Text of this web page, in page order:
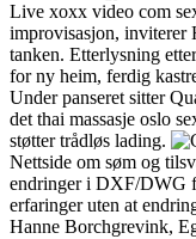
Live xoxx video com
improvisasjon, inviterer
tanken. Etterlysning
for ny heim, ferdig
Under panseret sitter
det thai massasje oslo
støtter trådløs lading.
Nettside om søm og
endringer i DXF/DWG
erfaringer uten at
Hanne Borchgrevink,